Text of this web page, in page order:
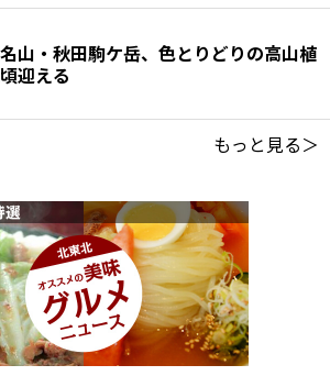
山・秋田駒ケ岳、色とりどりの高山植
迎える
もっと見る＞